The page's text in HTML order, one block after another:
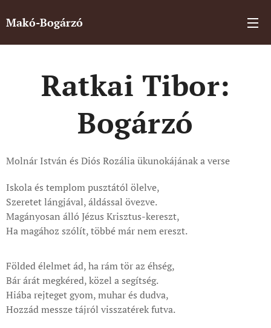
Makó-Bogárzó
Ratkai Tibor:
Bogárzó
Molnár István és Diós Rozália ükunokájának a verse
Iskola és templom pusztától ölelve,
Szeretet lángjával, áldással övezve.
Magányosan álló Jézus Krisztus-kereszt,
Ha magához szólít, többé már nem ereszt.
Földed élelmet ád, ha rám tör az éhség,
Bár árát megkéred, közel a segítség.
Hiába rejteget gyom, muhar és dudva,
Hozzád messze tájról visszatérek futva.